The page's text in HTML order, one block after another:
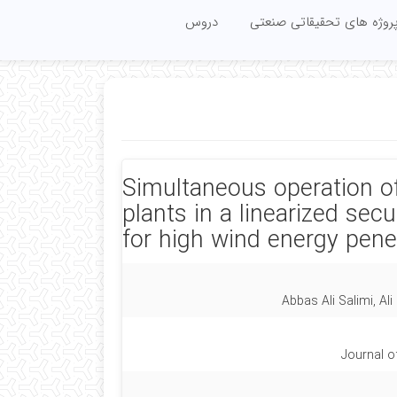
های تحقیقاتی صنعتی دروس
Simultaneous operation
plants in a linearized
for high wind energy
Abbas Ali Salimi,
Journal